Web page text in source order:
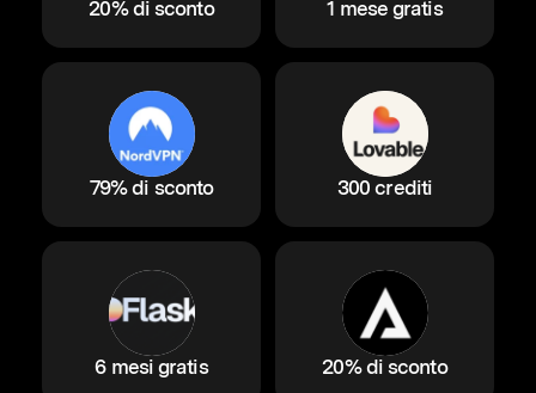
20% di sconto 1 mese gratis
79% di sconto 300 crediti
6 mesi gratis 20% di sconto